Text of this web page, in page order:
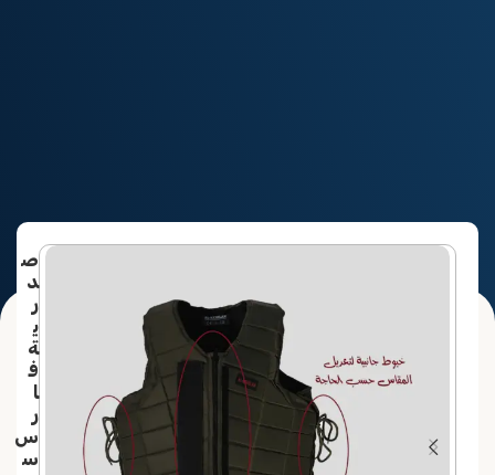
الرئيسية منتجات الفارسص
د
ر
ي
ة
ف
ا
ر
س
س